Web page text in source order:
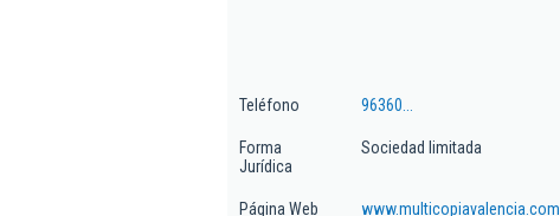
Teléfono 96360...
Forma
Jurídica
Sociedad limitada
Página Web www.multicopiavalencia.com